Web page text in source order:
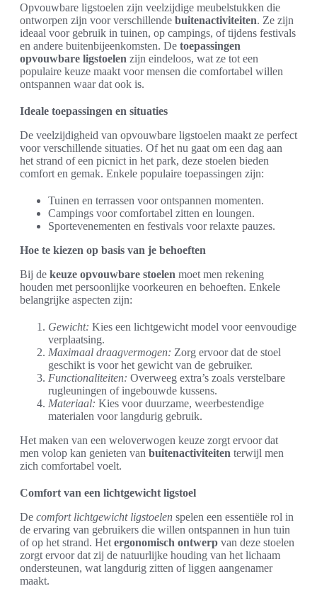
Opvouwbare ligstoelen zijn veelzijdige meubelstukken die
ontworpen zijn voor verschillende buitenactiviteiten. Ze zijn
ideaal voor gebruik in tuinen, op campings, of tijdens festivals
en andere buitenbijeenkomsten. De toepassingen
opvouwbare ligstoelen zijn eindeloos, wat ze tot een
populaire keuze maakt voor mensen die comfortabel willen
ontspannen waar dat ook is.
Ideale toepassingen en situaties
De veelzijdigheid van opvouwbare ligstoelen maakt ze perfect
voor verschillende situaties. Of het nu gaat om een dag aan
het strand of een picnict in het park, deze stoelen bieden
comfort en gemak. Enkele populaire toepassingen zijn:
Tuinen en terrassen voor ontspannen momenten.
Campings voor comfortabel zitten en loungen.
Sportevenementen en festivals voor relaxte pauzes.
Hoe te kiezen op basis van je behoeften
Bij de keuze opvouwbare stoelen moet men rekening
houden met persoonlijke voorkeuren en behoeften. Enkele
belangrijke aspecten zijn:
Gewicht: Kies een lichtgewicht model voor eenvoudige
verplaatsing.
Maximaal draagvermogen: Zorg ervoor dat de stoel
geschikt is voor het gewicht van de gebruiker.
Functionaliteiten: Overweeg extra’s zoals verstelbare
rugleuningen of ingebouwde kussens.
Materiaal: Kies voor duurzame, weerbestendige
materialen voor langdurig gebruik.
Het maken van een weloverwogen keuze zorgt ervoor dat
men volop kan genieten van buitenactiviteiten terwijl men
zich comfortabel voelt.
Comfort van een lichtgewicht ligstoel
De comfort lichtgewicht ligstoelen spelen een essentiële rol in
de ervaring van gebruikers die willen ontspannen in hun tuin
of op het strand. Het ergonomisch ontwerp van deze stoelen
zorgt ervoor dat zij de natuurlijke houding van het lichaam
ondersteunen, wat langdurig zitten of liggen aangenamer
maakt.